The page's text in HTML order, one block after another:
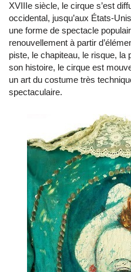
XVIIIe siècle, le cirque s’est
occidental, jusqu’aux États-
une forme de spectacle
renouvellement à partir
piste, le chapiteau, le risque, la
son histoire, le cirque est
un art du costume très
spectaculaire.